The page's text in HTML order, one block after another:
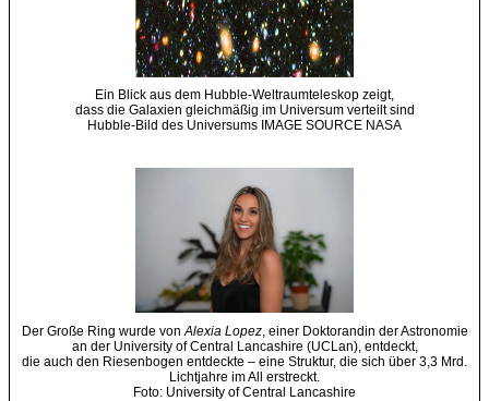
Ein Blick aus dem Hubble-Weltraumteleskop zeigt,
dass die Galaxien gleichmäßig im Universum verteilt sind
Hubble-Bild des Universums IMAGE SOURCE NASA
Der Große Ring wurde von Alexia Lopez, einer Doktorandin der Astronomie
an der University of Central Lancashire (UCLan), entdeckt,
die auch den Riesenbogen entdeckte – eine Struktur, die sich über 3,3 Mrd.
Lichtjahre im All erstreckt.
Foto: University of Central Lancashire